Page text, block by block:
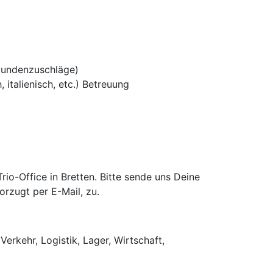
italienisch, etc.) Betreuung
Office in Bretten. Bitte sende uns Deine
per E-Mail, zu.
Logistik, Lager, Wirtschaft,